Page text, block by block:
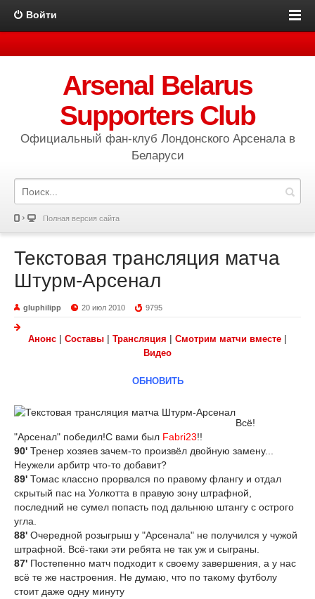
Войти
Arsenal Belarus
Supporters Club
Официальный фан-клуб Лондонского Арсенала в
Беларуси
Полная версия сайта
Текстовая трансляция матча
Штурм-Арсенал
gluphilipp 20 июл 2010 9795
Анонс | Составы | Трансляция | Смотрим матчи вместе |
Видео
ОБНОВИТЬ
Всё!
"Арсенал" победил!С вами был Fabri23!!
90' Тренер хозяев зачем-то произвёл двойную замену...
Неужели арбитр что-то добавит?
89' Томас классно прорвался по правому флангу и отдал
скрытый пас на Уолкотта в правую зону штрафной,
последний не сумел попасть под дальнюю штангу с острого
угла.
88' Очередной розыгрыш у "Арсенала" не получился у чужой
штрафной. Всё-таки эти ребята не так уж и сыграны.
87' Постепенно матч подходит к своему завершения, а у нас
всё те же настроения. Не думаю, что по такому футболу
стоит даже одну минуту